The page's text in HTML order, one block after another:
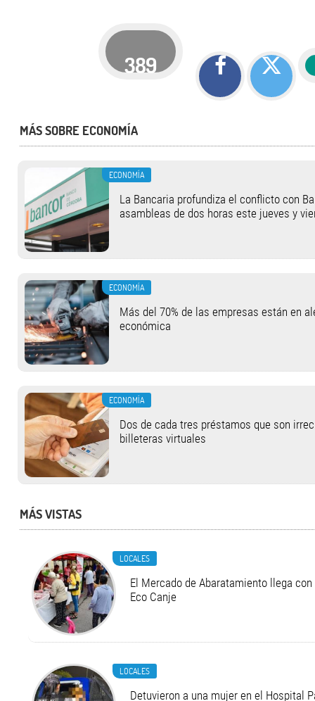
389
MÁS SOBRE ECONOMÍA
ECONOMÍA
​La Bancaria profundiza el conflicto con
asambleas de dos horas este jueves y
ECONOMÍA
Más del 70% de las empresas están en
económica
ECONOMÍA
Dos de cada tres préstamos que son
billeteras virtuales
MÁS VISTAS
LOCALES
El Mercado de Abaratamiento llega
Eco Canje
LOCALES
Detuvieron a una mujer en el Hospital